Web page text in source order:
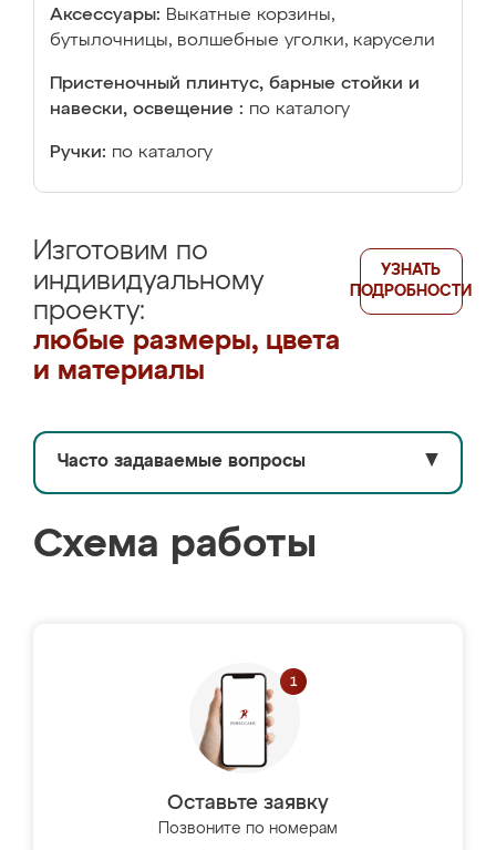
Аксессуары: Выкатные корзины,
бутылочницы, волшебные уголки, карусели
Пристеночный плинтус, барные стойки и
навески, освещение : по каталогу
Ручки: по каталогу
Изготовим по
индивидуальному
проекту:
любые размеры, цвета
и материалы
УЗНАТЬ
ПОДРОБНОСТИ
Часто задаваемые вопросы ▼
Схема работы
Оставьте заявку
Позвоните по номерам